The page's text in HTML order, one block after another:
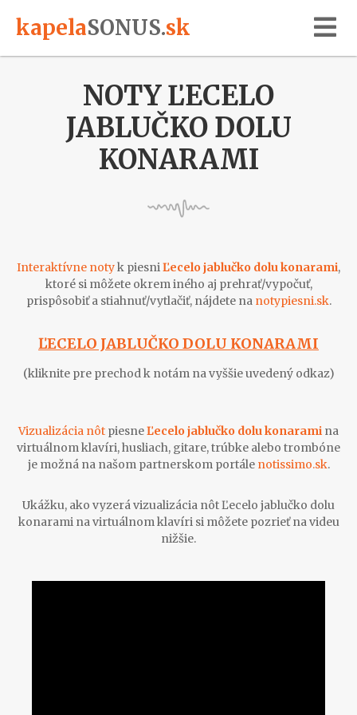
kapelaSONUS.sk
NOTY ĽECELO
JABLUČKO DOLU
KONARAMI
Interaktívne notyk piesniĽecelo jablučko dolu konarami,
ktoré si môžete okrem iného aj prehrať/vypočuť,
prispôsobiť a stiahnuť/vytlačiť, nájdete na notypiesni.sk.
ĽECELO JABLUČKO DOLU KONARAMI
(kliknite pre prechod k notám na vyššie uvedený odkaz)
Vizualizácia nôt piesneĽecelo jablučko dolu konarami na
virtuálnom klavíri, husliach, gitare, trúbke alebo trombóne
je možná na našom partnerskom portále notissimo.sk.
Ukážku, ako vyzerá vizualizácia nôt Ľecelo jablučko dolu
konarami na virtuálnom klavíri si môžete pozrieť na videu
nižšie.